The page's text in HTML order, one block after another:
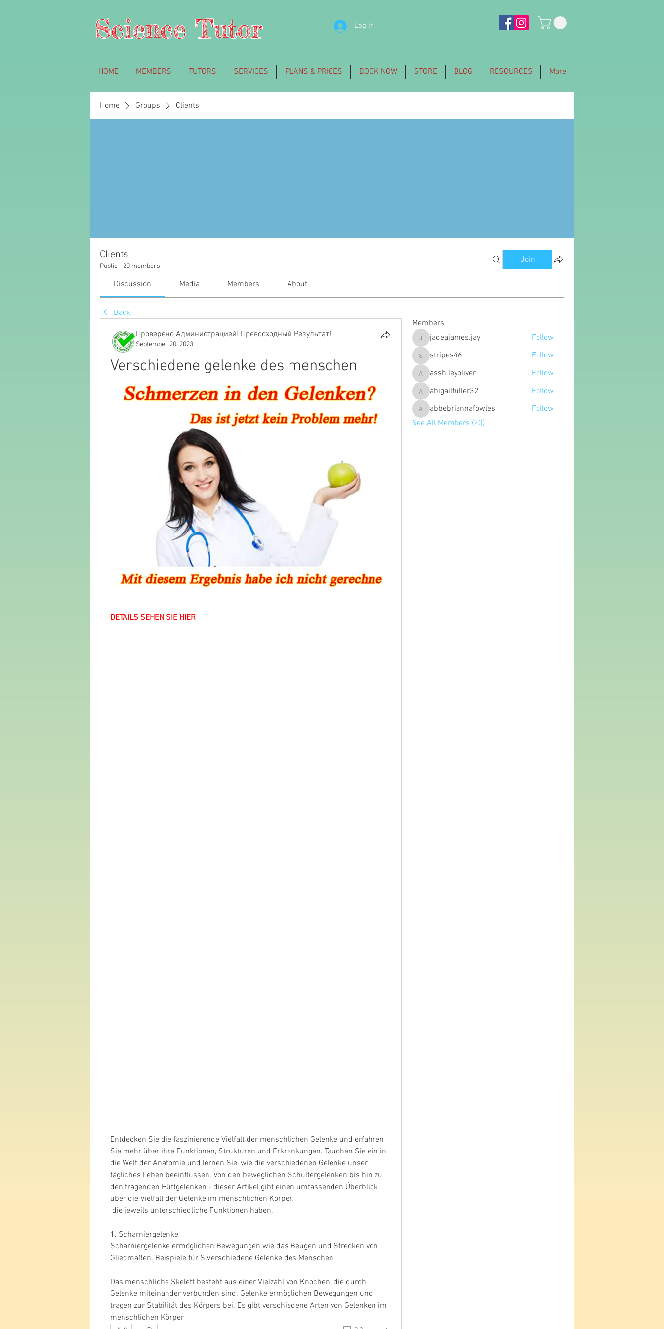
Log In
Science Tutor
HOME MEMBERS TUTORS SERVICES PLANS & PRICES BOOK NOW STORE BLOG RESOURCES More
Home Groups Clients
Clients
Public · 20 members
Join
Discussion Media Members About
Back
Проверено Администрацией! Превосходный Результат!
September 20, 2023
Verschiedene gelenke des menschen
DETAILS SEHEN SIE HIER
Entdecken Sie die faszinierende Vielfalt der menschlichen Gelenke und erfahren
Sie mehr über ihre Funktionen, Strukturen und Erkrankungen. Tauchen Sie ein in
die Welt der Anatomie und lernen Sie, wie die verschiedenen Gelenke unser
tägliches Leben beeinflussen. Von den beweglichen Schultergelenken bis hin zu
den tragenden Hüftgelenken - dieser Artikel gibt einen umfassenden Überblick
über die Vielfalt der Gelenke im menschlichen Körper.
die jeweils unterschiedliche Funktionen haben.
1. Scharniergelenke
Scharniergelenke ermöglichen Bewegungen wie das Beugen und Strecken von
Gliedmaßen. Beispiele für S,Verschiedene Gelenke des Menschen
Das menschliche Skelett besteht aus einer Vielzahl von Knochen, die durch
Gelenke miteinander verbunden sind. Gelenke ermöglichen Bewegungen und
tragen zur Stabilität des Körpers bei. Es gibt verschiedene Arten von Gelenken im
menschlichen Körper
Members
jadeajames.jay
jadeajames.jay Follow
stripes46
stripes46 Follow
assh.leyoliver
assh.leyoliver Follow
abigailfuller32
abigailfuller32 Follow
abbebriannafowles
abbebriannafowles
Follow
See All Members (20)